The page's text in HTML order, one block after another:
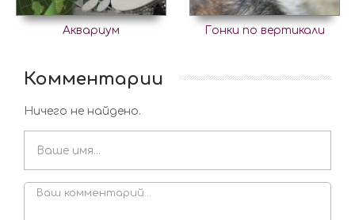
Аквариум Гонки по вертикали
Комментарии
Ничего не найдено.